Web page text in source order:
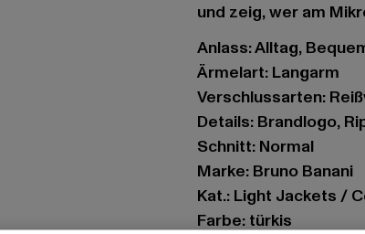
und zeig, wer am
Anlass: Alltag,
Ärmelart: Langarm
Verschlussarten:
Details: Brandlogo,
Schnitt: Normal
Marke: Bruno Banani
Kat.: Light Jackets /
Farbe: türkis